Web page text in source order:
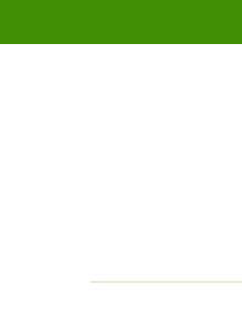
direct